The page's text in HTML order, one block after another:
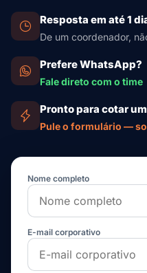
Resposta em até 1
De um coordenador,
Prefere WhatsApp?
Fale direto com o time
Pronto para cotar
Pule o formulário —
Nome completo
E-mail corporativo